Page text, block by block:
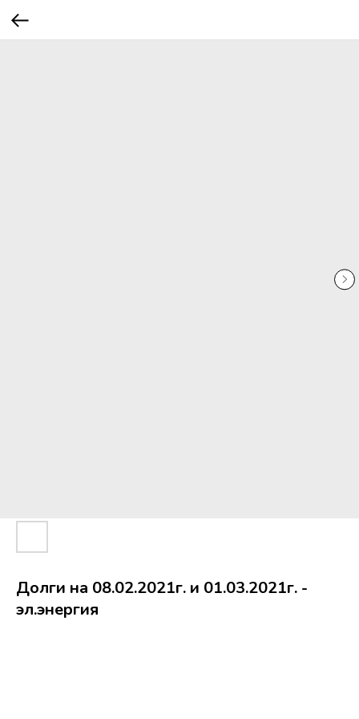
Долги на 08.02.2021г. и 01.03.2021г. -
эл.энергия